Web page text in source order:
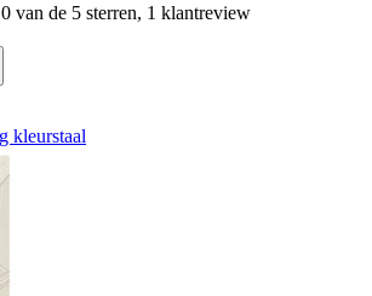
van de 5 sterren, 1 klantreview
kleurstaal